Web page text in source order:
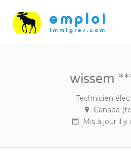
wissem
Technicien
Canada
Mis à jour il y